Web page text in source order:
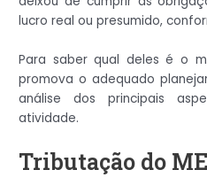
lucro real ou presumido,
Para saber qual deles é o
promova o adequado
análise dos principais
atividade.
Tributação do